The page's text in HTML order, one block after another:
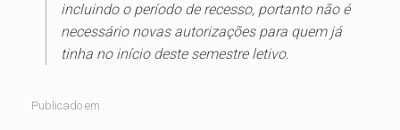
incluindo o período de recesso, portanto não é
necessário novas autorizações para quem já
tinha no início deste semestre letivo.
Publicado em .